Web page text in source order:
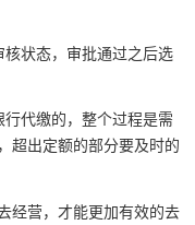
状态，审批通过之后选
代缴的，整个过程是需
超出定额的部分要及时的
营，才能更加有效的去